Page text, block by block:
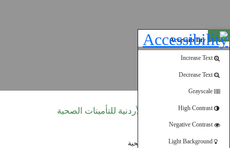
Open toolbar
Accessibility Tools
Increase Text
Decrease Text
Grayscale
High Contrast
Negative Contrast
Light Background
الجمعية الأردنية للتأمينات الصحية